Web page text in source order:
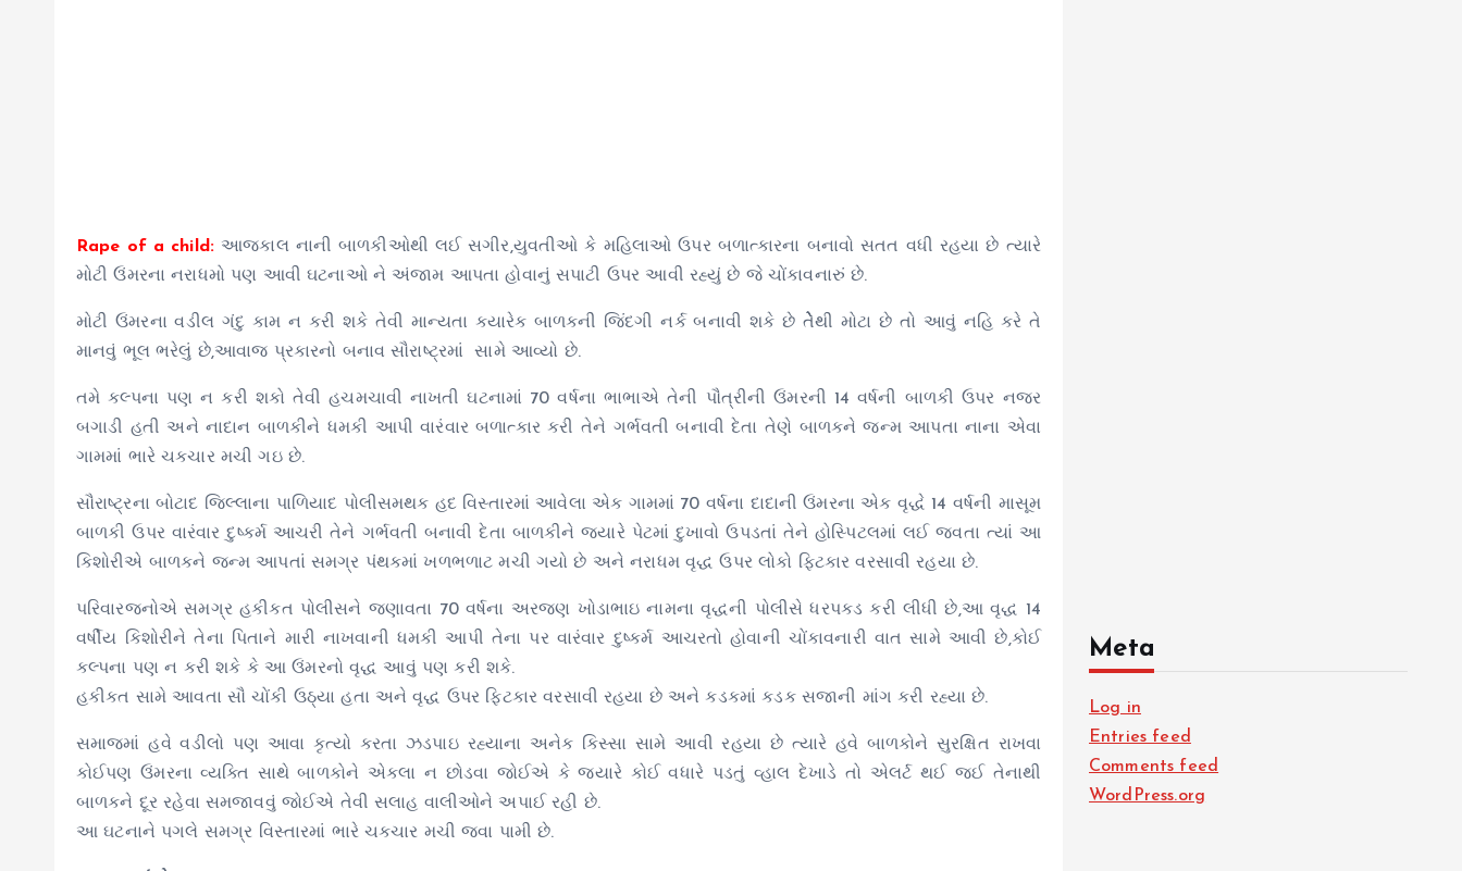
Rape of a child: આજકાલ નાની બાળકીઓથી લઈ સગીર,યુવતીઓ કે મહિલાઓ ઉપર બળાત્કારના બનાવો સતત વધી રહયા છે ત્યારે
મોટી ઉંમરના નરાધમો પણ આવી ઘટનાઓ ને અંજામ આપતા હોવાનું સપાટી ઉપર આવી રહ્યું છે જે ચોંકાવનારું છે.
મોટી ઉંમરના વડીલ ગંદુ કામ ન કરી શકે તેવી માન્યતા ક્યારેક બાળકની જિંદગી નર્ક બનાવી શકે છે તેેેેેથી મોટા છે તો આવું નહિ કરે તે
માનવું ભૂલ ભરેલું છે,આવાજ પ્રકારનો બનાવ સૌરાષ્ટ્રમાં સામે આવ્યો છે.
તમે કલ્પના પણ ન કરી શકો તેવી હચમચાવી નાખતી ઘટનામાં 70 વર્ષના ભાભાએ તેની પૌત્રીની ઉંમરની 14 વર્ષની બાળકી ઉપર નજર
બગાડી હતી અને નાદાન બાળકીને ધમકી આપી વારંવાર બળાત્કાર કરી તેને ગર્ભવતી બનાવી દેતા તેણે બાળકને જન્મ આપતા નાના એવા
ગામમાં ભારે ચકચાર મચી ગઇ છે.
સૌરાષ્ટ્રના બોટાદ જિલ્લાના પાળિયાદ પોલીસમથક હદ વિસ્તારમાં આવેલા એક ગામમાં 70 વર્ષના દાદાની ઉંમરના એક વૃદ્ધે 14 વર્ષની માસૂમ
બાળકી ઉપર વારંવાર દુષ્કર્મ આચરી તેને ગર્ભવતી બનાવી દેતા બાળકીને જ્યારે પેટમાં દુખાવો ઉપડતાં તેને હોસ્પિટલમાં લઈ જવતા ત્યાં આ
કિશોરીએ બાળકને જન્મ આપતાં સમગ્ર પંથકમાં ખળભળાટ મચી ગયો છે અને નરાધમ વૃદ્ધ ઉપર લોકો ફિટકાર વરસાવી રહયા છે.
પરિવારજનોએ સમગ્ર હકીકત પોલીસને જણાવતા 70 વર્ષના અરજણ ખોડાભાઇ નામના વૃદ્ધની પોલીસે ધરપકડ કરી લીધી છે,આ વૃદ્ધ 14
વર્ષીય કિશોરીને તેના પિતાને મારી નાખવાની ધમકી આપી તેના પર વારંવાર દુષ્કર્મ આચરતો હોવાની ચોંકાવનારી વાત સામે આવી છે,કોઈ
કલ્પના પણ ન કરી શકે કે આ ઉંમરનો વૃદ્ધ આવું પણ કરી શકે.
હકીકત સામે આવતા સૌ ચોંકી ઉઠ્યા હતા અને વૃદ્ધ ઉપર ફિટકાર વરસાવી રહયા છે અને કડકમાં કડક સજાની માંગ કરી રહ્યા છે.
સમાજમાં હવે વડીલો પણ આવા કૃત્યો કરતા ઝડપાઇ રહ્યાના અનેક કિસ્સા સામે આવી રહયા છે ત્યારે હવે બાળકોને સુરક્ષિત રાખવા
કોઈપણ ઉંમરના વ્યક્તિ સાથે બાળકોને એકલા ન છોડવા જોઈએ કે જ્યારે કોઈ વધારે પડતું વ્હાલ દેખાડે તો એલર્ટ થઈ જઈ તેનાથી
બાળકને દૂર રહેવા સમજાવવું જોઈએ તેવી સલાહ વાલીઓને અપાઈ રહી છે.
આ ઘટનાને પગલે સમગ્ર વિસ્તારમાં ભારે ચકચાર મચી જવા પામી છે.
Meta
Log in
Entries feed
Comments feed
WordPress.org